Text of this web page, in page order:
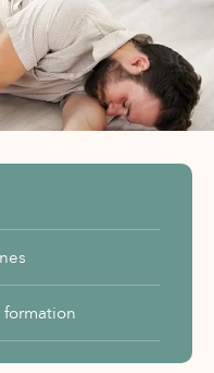
formation